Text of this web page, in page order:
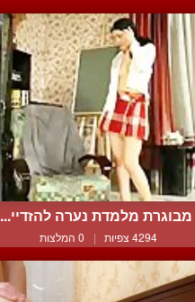
מבוגרת מלמדת נערה להזדיי...
4294 צפיות | 0 המלצות